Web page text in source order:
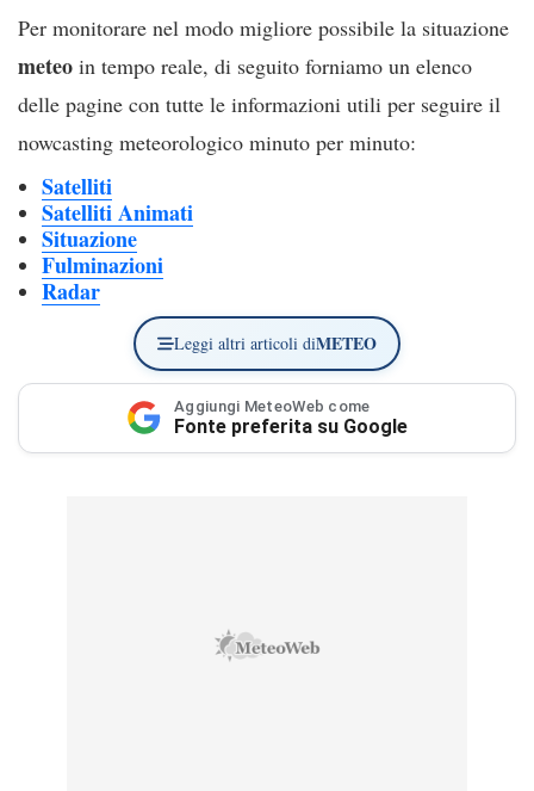
Per monitorare nel modo migliore possibile la situazione
meteo in tempo reale, di seguito forniamo un elenco
delle pagine con tutte le informazioni utili per seguire il
nowcasting meteorologico minuto per minuto:
Satelliti
Satelliti Animati
Situazione
Fulminazioni
Radar
Leggi altri articoli diMETEO
Aggiungi MeteoWeb come
Fonte preferita su Google